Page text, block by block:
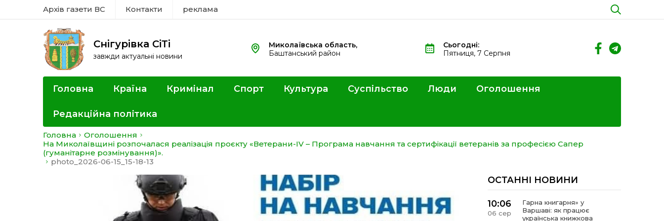
Архів газети ВС Контакти реклама
Снігурівка СіТі
завжди актуальні новини
Миколаївська область,
Баштанський район
Сьогодні:
Пятниця, 7 Серпня
Головна Країна Кримінал Спорт Культура Суспільство Люди Оголошення
Редакційна політика
Головна
Оголошення
На Миколаївщині розпочалася реалізація проєкту «Ветерани-IV – Програма навчання та сертифікації ветеранів за професією Сапер
(гуманітарне розмінування)».
photo_2026-06-15_15-18-13
ОСТАННІ НОВИНИ
10:06
06 сер
Гарна книгарня» у
Варшаві: як працює
українська книжкова